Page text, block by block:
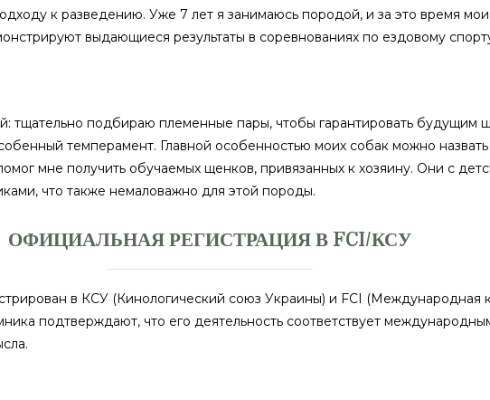
к разведению. Уже 7 лет я занимаюсь породой, и за это время мои
выдающиеся результаты в соревнованиях по ездовому
тщательно подбираю племенные пары, чтобы гарантировать будущим
темперамент. Главной особенностью моих собак можно
мне получить обучаемых щенков, привязанных к хозяину. Они с
что также немаловажно для этой породы.
ОФИЦИАЛЬНАЯ РЕГИСТРАЦИЯ В FCI/КСУ
в КСУ (Кинологический союз Украины) и FCI (Международная
подтверждают, что его деятельность соответствует